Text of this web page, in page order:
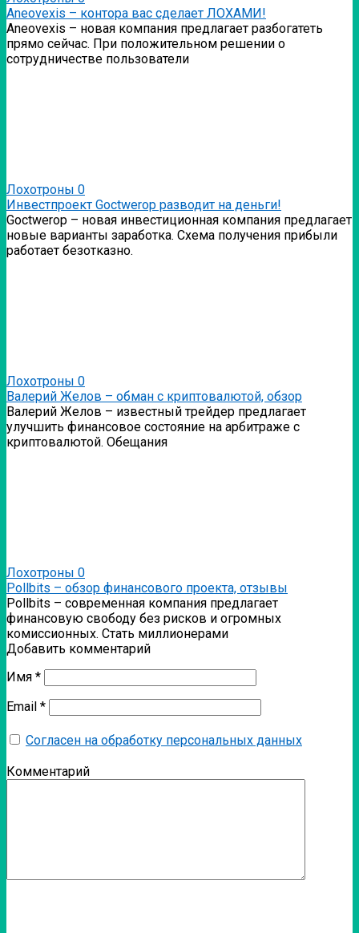
Аneovexis – контора вас сделает ЛОХАМИ!
Аneovexis – новая компания предлагает разбогатеть
прямо сейчас. При положительном решении о
сотрудничестве пользователи
Лохотроны 0
Инвестпроект Goctwerop разводит на деньги!
Goctwerop – новая инвестиционная компания предлагает
новые варианты заработка. Схема получения прибыли
работает безотказно.
Лохотроны 0
Валерий Желов – обман с криптовалютой, обзор
Валерий Желов – известный трейдер предлагает
улучшить финансовое состояние на арбитраже с
криптовалютой. Обещания
Лохотроны 0
Pollbits – обзор финансового проекта, отзывы
Pollbits – современная компания предлагает
финансовую свободу без рисков и огромных
комиссионных. Стать миллионерами
Добавить комментарий
Имя *
Email *
Согласен на обработку персональных данных
Комментарий